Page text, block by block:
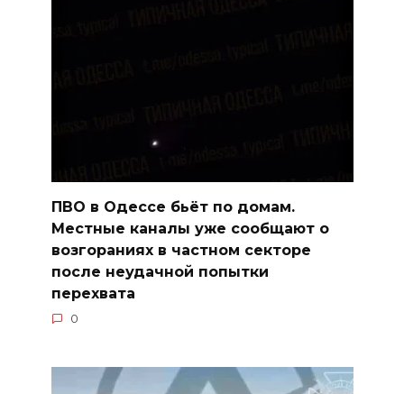
ПВО в Одессе бьёт по домам.
Местные каналы уже сообщают о
возгораниях в частном секторе
после неудачной попытки
перехвата
0